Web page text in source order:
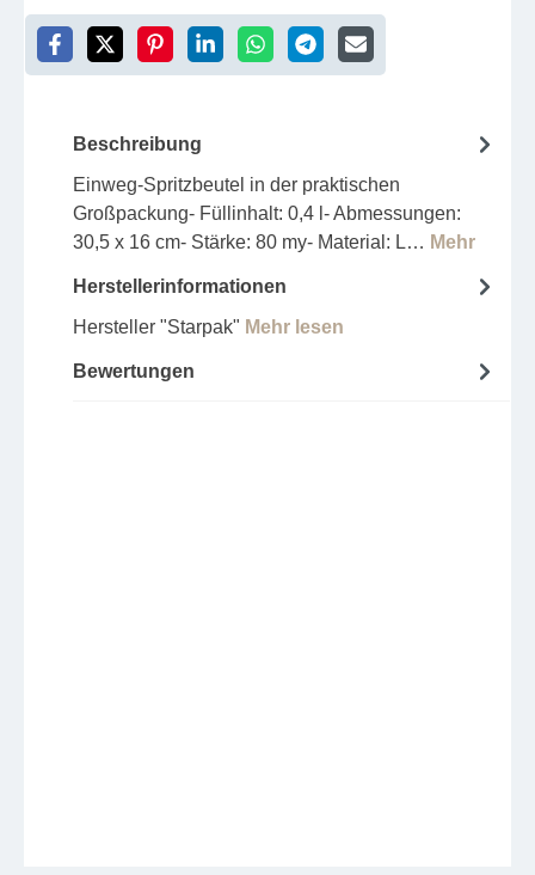
Beschreibung
Einweg-Spritzbeutel in der praktischen
Großpackung- Füllinhalt: 0,4 l- Abmessungen:
30,5 x 16 cm- Stärke: 80 my- Material: L… Mehr
Herstellerinformationen
Hersteller "Starpak" Mehr lesen
Bewertungen